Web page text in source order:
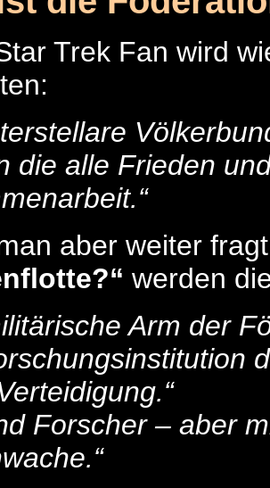
Trek Fan wird
die alle Frieden
aber weiter
werden
Arm der
Forscher – aber